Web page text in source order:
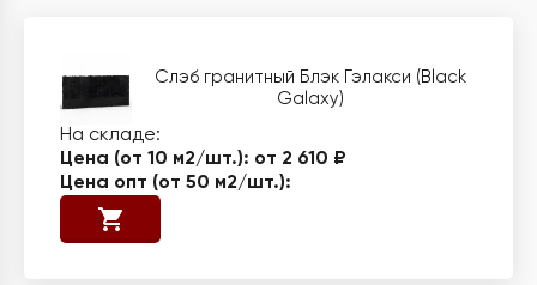
Слэб гранитный Блэк Гэлакси (Black
Galaxy)
от 2 610 ₽